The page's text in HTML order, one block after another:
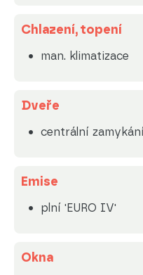
Chlazení, topení
man. klimatizace
Dveře
centrální zamykání
Emise
plní 'EURO IV'
Okna